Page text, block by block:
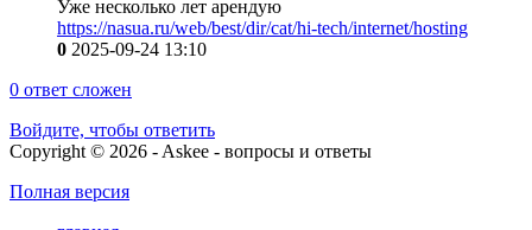
Уже несколько лет арендую
https://nasua.ru/web/best/dir/cat/hi-tech/internet/hosting
0 2025-09-24 13:10
0 ответ сложен
Войдите, чтобы ответить
Copyright © 2026 - Askee - вопросы и ответы
Полная версия